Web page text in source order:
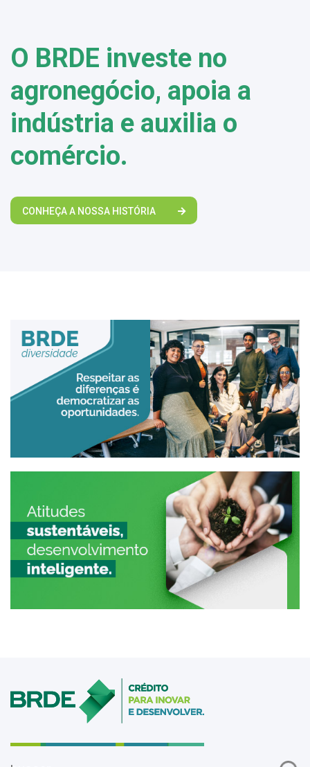
O BRDE investe no
agronegócio, apoia a
indústria e auxilia o
comércio.
CONHEÇA A NOSSA HISTÓRIA